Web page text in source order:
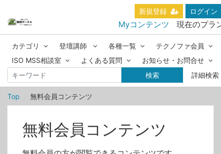
新規登録 ログイン
Myコンテンツ 現在のプラ
カテゴリ 登壇講師 各種一覧
テクノファ会員
ISO MSS相談室
よくある質問
お知らせ・お問合せ
検索
詳細検索
Top 無料会員コンテンツ
無料会員コンテンツ